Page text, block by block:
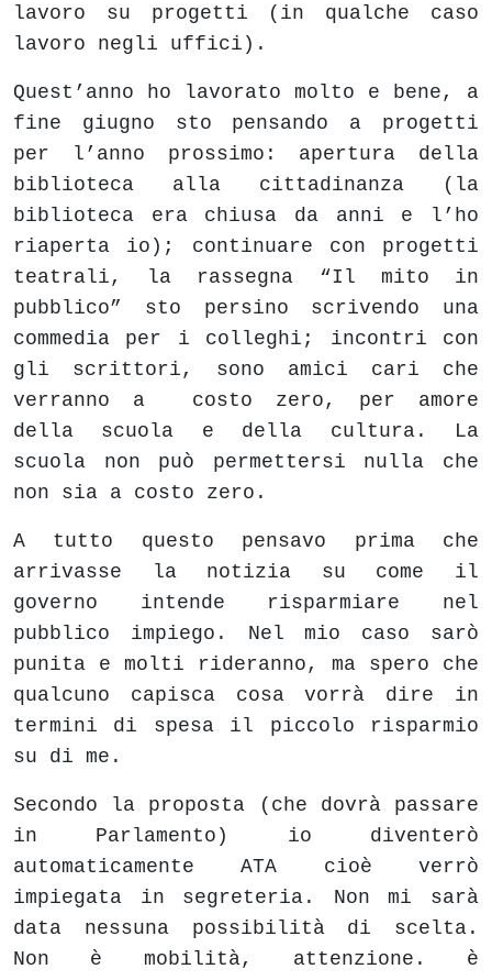
lavoro su progetti (in qualche caso
lavoro negli uffici).
Quest’anno ho lavorato molto e bene, a
fine giugno sto pensando a progetti
per l’anno prossimo: apertura della
biblioteca alla cittadinanza (la
biblioteca era chiusa da anni e l’ho
riaperta io); continuare con progetti
teatrali, la rassegna “Il mito in
pubblico” sto persino scrivendo una
commedia per i colleghi; incontri con
gli scrittori, sono amici cari che
verranno a costo zero, per amore
della scuola e della cultura. La
scuola non può permettersi nulla che
non sia a costo zero.
A tutto questo pensavo prima che
arrivasse la notizia su come il
governo intende risparmiare nel
pubblico impiego. Nel mio caso sarò
punita e molti rideranno, ma spero che
qualcuno capisca cosa vorrà dire in
termini di spesa il piccolo risparmio
su di me.
Secondo la proposta (che dovrà passare
in Parlamento) io diventerò
automaticamente ATA cioè verrò
impiegata in segreteria. Non mi sarà
data nessuna possibilità di scelta.
Non è mobilità, attenzione. è